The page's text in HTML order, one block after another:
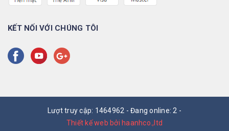
KẾT NỐI VỚI CHÚNG TÔI
Lượt truy cập: 1464962 - Đang online: 2 -
Thiết kế web bởi haanhco.,ltd